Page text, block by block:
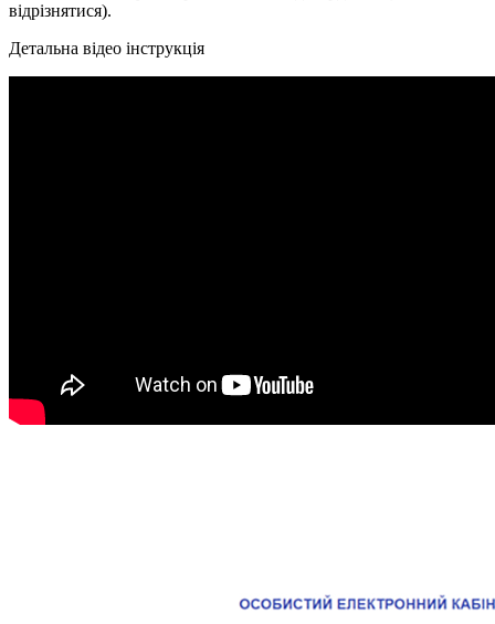
відрізнятися).
Детальна відео інструкція